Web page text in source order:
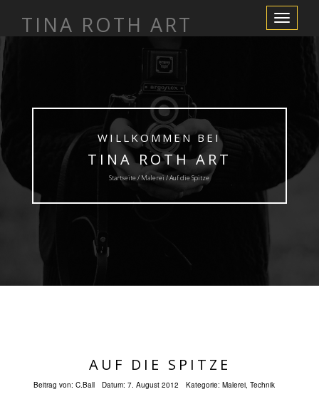
Schalte
Navigation
TINA ROTH ART
WILLKOMMEN BEI
TINA ROTH ART
Startseite / Malerei/ Auf die Spitze
AUF DIE SPITZE
Beitrag von: C.Ball Datum: 7. August 2012 Kategorie: Malerei, Technik